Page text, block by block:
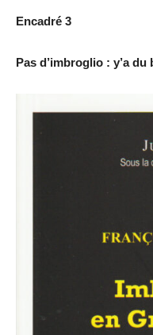
Encadré 3
Pas d’imbroglio : y’a